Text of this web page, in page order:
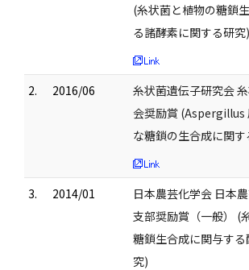
(糸状菌と植物の糖鎖
る諸酵素に関する研究)
2. 2016/06
糸状菌遺伝子研究会
会奨励賞 (Aspergillus
な糖鎖の生合成に関す
3. 2014/01
日本農芸化学会 日本
支部奨励賞（一般） (
糖鎖生合成に関与す
究)